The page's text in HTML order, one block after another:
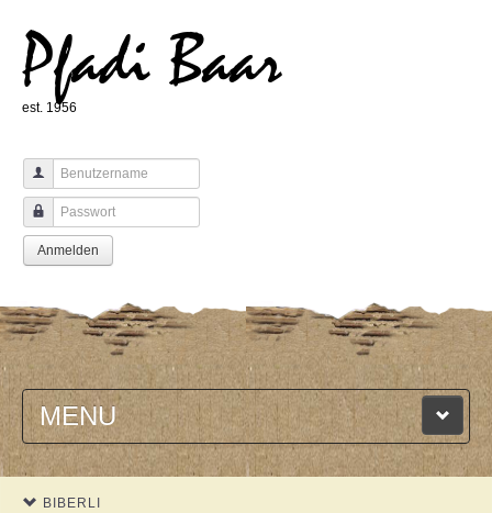
Pfadi Baar
est. 1956
Benutzername
Passwort
Anmelden
MENU
HOME
BIBERLI